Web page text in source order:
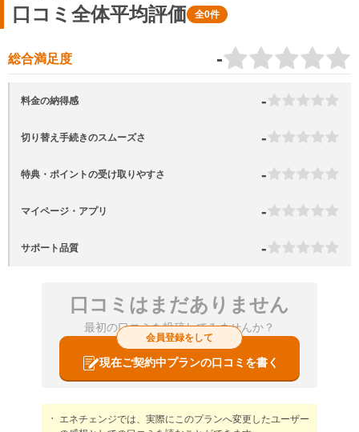
口コミ全体平均評価 全0件
総合満足度 -
料金の納得感 -
切り替え手続きのスムーズさ -
特典・ポイントの受け取りやすさ -
マイページ・アプリ -
サポート品質 -
口コミはまだありません
最初の口コミを投稿してみませんか？
会員登録をして
現在ご契約中プランの口コミを書く
エネチェンジでは、実際にこのプランへ変更したユーザー